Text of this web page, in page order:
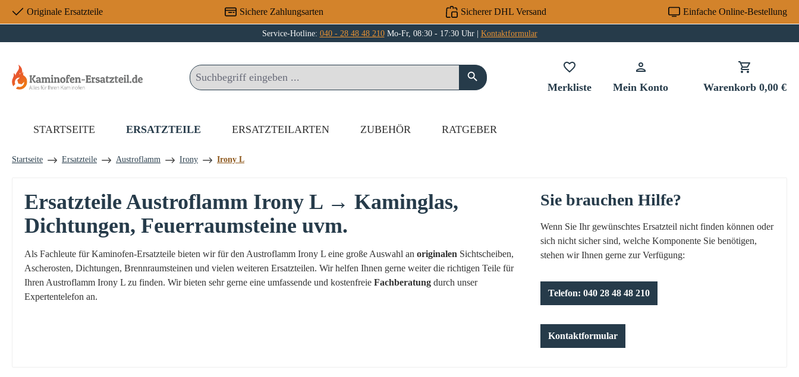
Hauptinhalt springen
Zur Suche springen
Zur Hauptnavigation springen
Originale Ersatzteile Sichere Zahlungsarten Sicherer DHL Versand Einfache Online-Bestellung
Service-Hotline: 040 - 28 48 48 210Mo-Fr, 08:30 - 17:30 Uhr | Kontaktformular
MerklisteDu hast 0 Produkte auf dem Merkzettel
Mein Konto Warenkorb 0,00 €
STARTSEITE ERSATZTEILE ERSATZTEILARTEN ZUBEHÖR RATGEBER
Startseite Ersatzteile Austroflamm Irony Irony L
Ersatzteile Austroflamm Irony L → Kaminglas,
Dichtungen, Feuerraumsteine uvm.
Als Fachleute für Kaminofen-Ersatzteile bieten wir für den Austroflamm Irony L eine große Auswahl an originalen Sichtscheiben,
Ascherosten, Dichtungen, Brennraumsteinen und vielen weiteren Ersatzteilen. Wir helfen Ihnen gerne weiter die richtigen Teile für
Ihren Austroflamm Irony L zu finden. Wir bieten sehr gerne eine umfassende und kostenfreie Fachberatung durch unser
Expertentelefon an.
Sie brauchen Hilfe?
Wenn Sie Ihr gewünschtes Ersatzteil nicht finden können oder
sich nicht sicher sind, welche Komponente Sie benötigen,
stehen wir Ihnen gerne zur Verfügung:
Telefon: 040 28 48 48 210
Kontaktformular